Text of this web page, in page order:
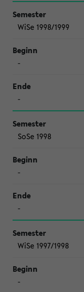
WiSe 1998/1999
-
-
SoSe 1998
-
-
WiSe 1997/1998
-